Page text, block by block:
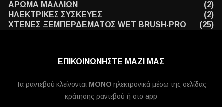
ΑΡΩΜΑ ΜΑΛΛΙΩΝ
(2)
ΗΛΕΚΤΡΙΚΕΣ ΣΥΣΚΕΥΕΣ
(2)
ΧΤΕΝΕΣ ΞΕΜΠΕΡΔΕΜΑΤΟΣ WET BRUSH-PRO
(25)
ΕΠΙΚΟΙΝΩΝΗΣΤΕ ΜΑΖΙ ΜΑΣ
Τα ραντεβού κλείνονται MONO ηλεκτρονικά μέσω της σελίδας
κράτησης ραντεβού ή στο app